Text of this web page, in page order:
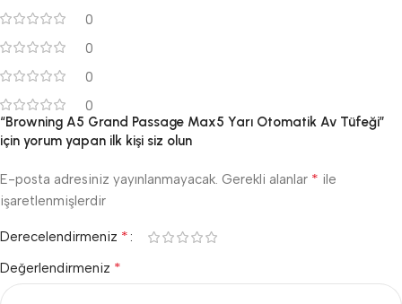
0
0
0
0
“Browning A5 Grand Passage Max5 Yarı Otomatik Av Tüfeği”
için yorum yapan ilk kişi siz olun
E-posta adresiniz yayınlanmayacak. Gerekli alanlar * ile
işaretlenmişlerdir
Derecelendirmeniz *
Değerlendirmeniz *